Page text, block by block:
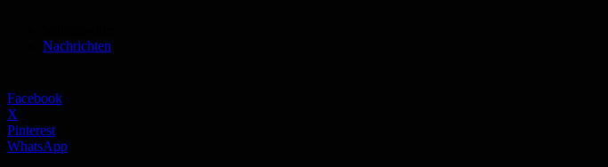
Nachrichten
Facebook
X
Pinterest
WhatsApp